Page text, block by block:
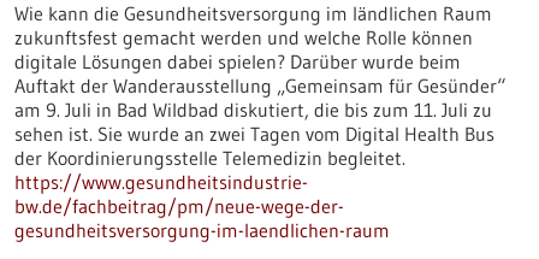
Wie kann die Gesundheitsversorgung im ländlichen Raum
zukunftsfest gemacht werden und welche Rolle können
digitale Lösungen dabei spielen? Darüber wurde beim
Auftakt der Wanderausstellung „Gemeinsam für Gesünder“
am 9. Juli in Bad Wildbad diskutiert, die bis zum 11. Juli zu
sehen ist. Sie wurde an zwei Tagen vom Digital Health Bus
der Koordinierungsstelle Telemedizin begleitet.
https://www.gesundheitsindustrie-
bw.de/fachbeitrag/pm/neue-wege-der-
gesundheitsversorgung-im-laendlichen-raum